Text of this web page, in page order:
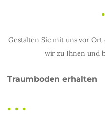
Gestalten Sie mit uns vor
wir zu Ihnen und
Traumboden erhalten
. . .